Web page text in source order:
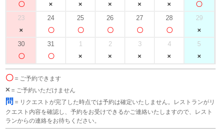
23 24 25 26 27 28 29
30 31 1 2 3 4 5
〇 = ご予約できます
× = ご予約いただけません
問 = リクエストが完了した時点では予約は確定いたしません。レストランがリ
クエスト内容を確認し、予約をお受けできるかご連絡いたしますので、レスト
ランからの連絡をお待ちください。